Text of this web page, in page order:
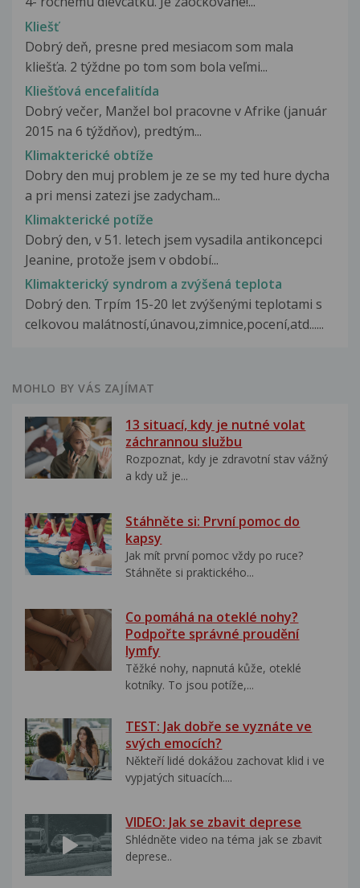
Kliešť
Dobrý deň, presne pred mesiacom som mala
kliešťa. 2 týždne po tom som bola veľmi...
Kliešťová encefalitída
Dobrý večer, Manžel bol pracovne v Afrike (január
2015 na 6 týždňov), predtým...
Klimakterické obtíže
Dobry den muj problem je ze se my ted hure dycha
a pri mensi zatezi jse zadycham...
Klimakterické potíže
Dobrý den, v 51. letech jsem vysadila antikoncepci
Jeanine, protože jsem v období...
Klimakterický syndrom a zvýšená teplota
Dobrý den. Trpím 15-20 let zvýšenými teplotami s
celkovou malátností,únavou,zimnice,pocení,atd......
MOHLO BY VÁS ZAJÍMAT
13 situací, kdy je nutné volat
záchrannou službu
Rozpoznat, kdy je zdravotní stav vážný
a kdy už je...
Stáhněte si: První pomoc do
kapsy
Jak mít první pomoc vždy po ruce?
Stáhněte si praktického...
Co pomáhá na oteklé nohy?
Podpořte správné proudění
lymfy
Těžké nohy, napnutá kůže, oteklé
kotníky. To jsou potíže,...
TEST: Jak dobře se vyznáte ve
svých emocích?
Někteří lidé dokážou zachovat klid i ve
vypjatých situacích....
VIDEO: Jak se zbavit deprese
Shlédněte video na téma jak se zbavit
deprese..